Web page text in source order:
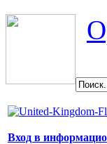
Вход в